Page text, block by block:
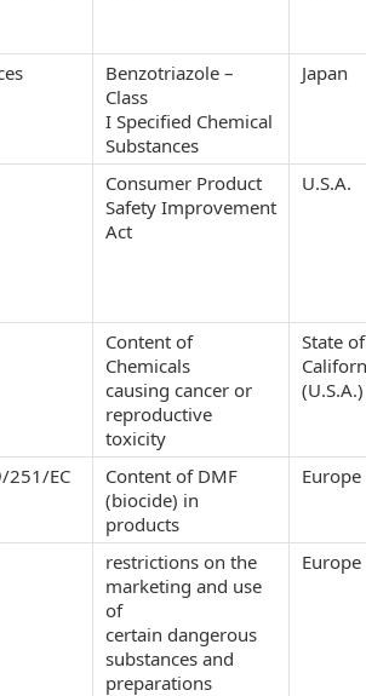
Benzotriazole –
Class
I Specified Chemical
Substances
Japan
Consumer Product
Safety Improvement
Act
U.S.A.
Content of
Chemicals
causing cancer or
reproductive
toxicity
State of
(U.S.A.)
251/EC
Content of DMF
(biocide) in
products
Europe
restrictions on the
marketing and use
of
certain dangerous
substances and
preparations
Europe